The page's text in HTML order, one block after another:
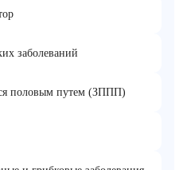
заболеваний
половым путем (ЗППП)